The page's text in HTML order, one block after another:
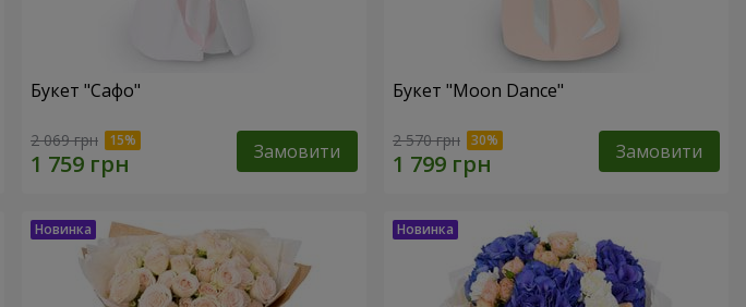
Букет "Сафо"
2 069 грн Замовити
Букет "Moon Dance"
2 570 грн Замовити